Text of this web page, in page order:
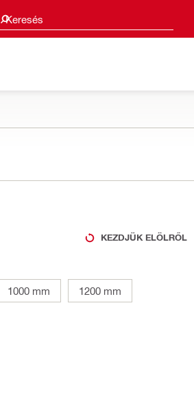
Keresés
Keresési javaslatok
KEZDJÜK ELÖLRŐL
1000 mm 1200 mm